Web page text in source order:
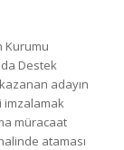
Kurumu
Destek
adayın
imzalamak
müracaat
ataması